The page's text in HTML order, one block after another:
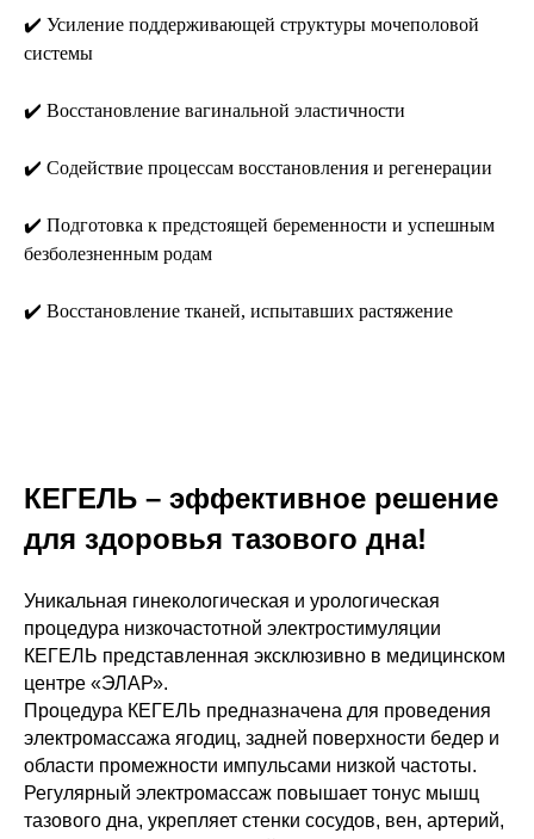
✔️ Усиление поддерживающей структуры мочеполовой
системы
✔️ Восстановление вагинальной эластичности
✔️ Содействие процессам восстановления и регенерации
✔️ Подготовка к предстоящей беременности и успешным
безболезненным родам
✔️ Восстановление тканей, испытавших растяжение
КЕГЕЛЬ – эффективное решение
для здоровья тазового дна!
Уникальная гинекологическая и урологическая
процедура низкочастотной электростимуляции
КЕГЕЛЬ представленная эксклюзивно в медицинском
центре «ЭЛАР».
Процедура КЕГЕЛЬ предназначена для проведения
электромассажа ягодиц, задней поверхности бедер и
области промежности импульсами низкой частоты.
Регулярный электромассаж повышает тонус мышц
тазового дна, укрепляет стенки сосудов, вен, артерий,